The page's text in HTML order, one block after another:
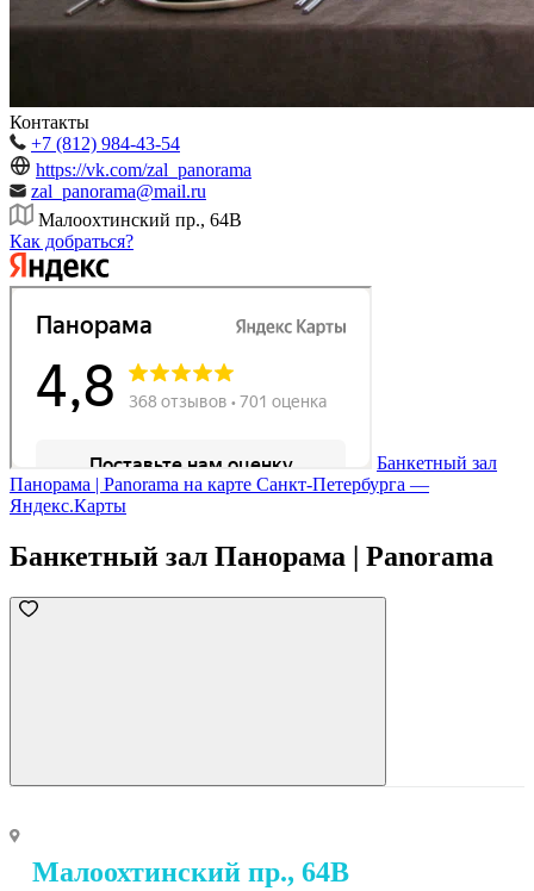
Контакты
+7 (812) 984-43-54
https://vk.com/zal_panorama
zal_panorama@mail.ru
Малоохтинский пр., 64В
Как добраться?
Банкетный зал
Панорама | Panorama на карте Санкт‑Петербурга —
Яндекс.Карты
Банкетный зал Панорама | Panorama
Малоохтинский пр., 64В